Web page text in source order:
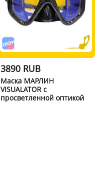
3890 RUB
Маска МАРЛИН
VISUALATOR с
просветленной оптикой